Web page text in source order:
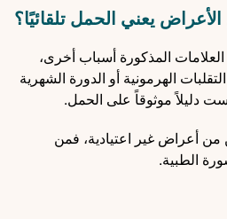
يعني الحمل تلقائيًا؟
المذكورة أسباب أخرى،
الهرمونية أو الدورة الشهرية
دليلاً موثوقاً على الحمل.
من أعراض غير اعتيادية، فمن
الطبية.